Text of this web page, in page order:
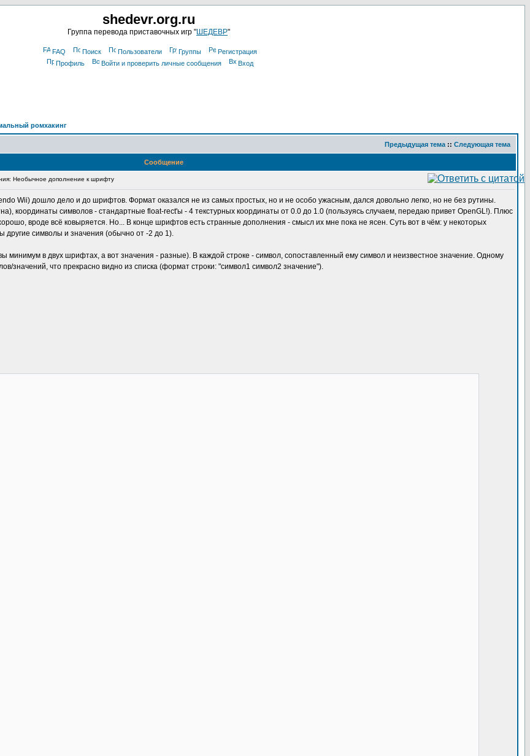
shedevr.org.ru
Группа перевода приставочных игр "ШЕДЕВР"
FAQ Поиск Пользователи Группы
Регистрация
Профиль
Войти и проверить личные сообщения Вход
ромхакинг
Предыдущая тема :: Следующая тема
Сообщение
Необычное дополнение к шрифту
Wii) дошло дело и до шрифтов. Формат оказался не из самых простых, но и не особо ужасным, дался довольно легко, но не без рутины.
координаты символов - стандартные float-rect'ы - 4 текстурных координаты от 0.0 до 1.0 (пользуясь случаем, передаю привет OpenGL!). Плюс
вроде всё ковыряется. Но... В конце шрифтов есть странные дополнения - смысл их мне пока не ясен. Суть вот в чём: у некоторых
другие символы и значения (обычно от -2 до 1).
минимум в двух шрифтах, а вот значения - разные). В каждой строке - символ, сопоставленный ему символ и неизвестное значение. Одному
значений, что прекрасно видно из списка (формат строки: "символ1 символ2 значение").